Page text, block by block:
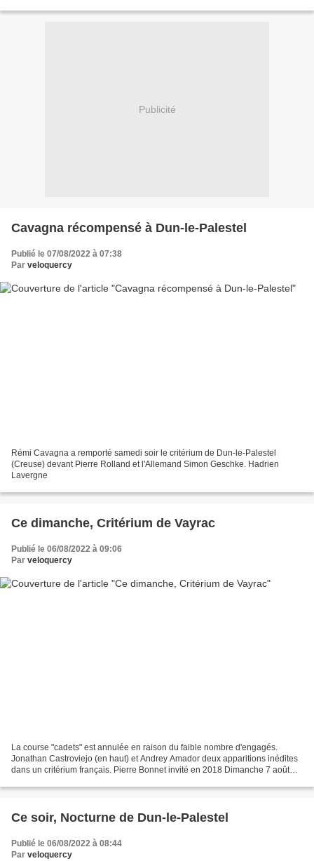
Publicité
Cavagna récompensé à Dun-le-Palestel
Publié le 07/08/2022 à 07:38
Par veloquercy
Rémi Cavagna a remporté samedi soir le critérium de Dun-le-Palestel
(Creuse) devant Pierre Rolland et l'Allemand Simon Geschke. Hadrien
Lavergne
Ce dimanche, Critérium de Vayrac
Publié le 06/08/2022 à 09:06
Par veloquercy
La course "cadets" est annulée en raison du faible nombre d'engagés.
Jonathan Castroviejo (en haut) et Andrey Amador deux apparitions inédites
dans un critérium français. Pierre Bonnet invité en 2018 Dimanche 7 août
Ce soir, Nocturne de Dun-le-Palestel
Publié le 06/08/2022 à 08:44
Par veloquercy